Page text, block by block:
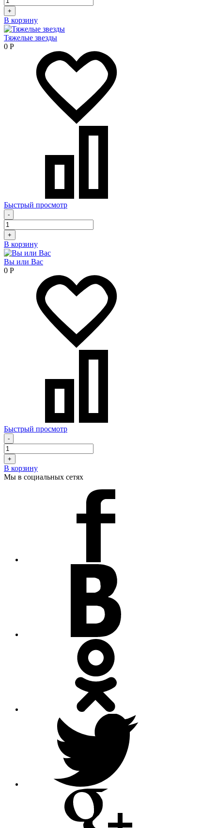
+
В корзину
Тяжелые звезды
0 Р
Быстрый просмотр
-
+
В корзину
Вы или Вас
0 Р
Быстрый просмотр
-
+
В корзину
Мы в социальных сетях